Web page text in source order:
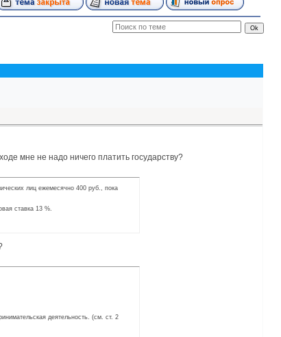
мне не надо ничего платить государству?
лиц ежемесячно 400 руб., пока
ставка 13 %.
деятельность. (см. ст. 2